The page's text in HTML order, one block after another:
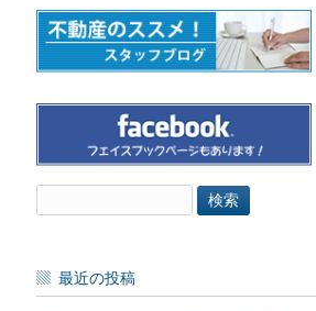
最近の投稿